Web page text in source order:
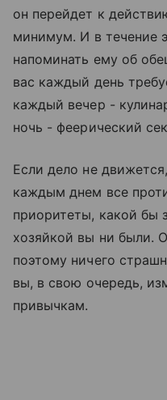
он перейдет к
минимум. И в течение
напоминать ему об
вас каждый день
каждый вечер -
ночь - феерический
Если дело не
каждым днем все
приоритеты, какой бы
хозяйкой вы ни были.
поэтому ничего
вы, в свою очередь,
привычкам.